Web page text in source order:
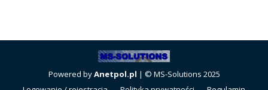
Powered byAnetpol.pl | © MS-Solutions 2025